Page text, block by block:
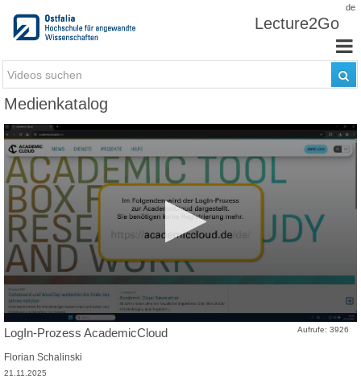
de
Lecture2Go
Medienkatalog
Aufrufe: 3926
LogIn-Prozess AcademicCloud
Florian Schalinski
21.11.2025